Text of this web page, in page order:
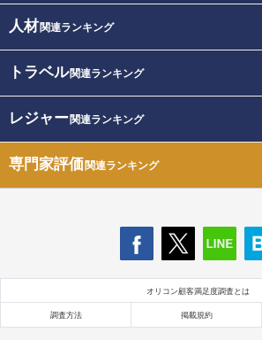
人材関連ランキング
トラベル関連ランキング
レジャー関連ランキング
専門家評価関連ランキング
オリコン顧客満足度調査とは
調査方法 掲載規約